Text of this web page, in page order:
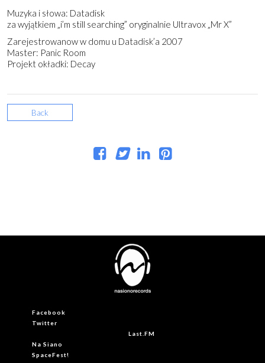
Muzyka i słowa: Datadisk
za wyjątkiem „i’m still searching” oryginalnie Ultravox „Mr X”
Zarejestrowanow w domu u Datadisk’a 2007
Master: Panic Room
Projekt okładki: Decay
Back
Facebook
Twitter
Last.FM
Na Siano
SpaceFest!